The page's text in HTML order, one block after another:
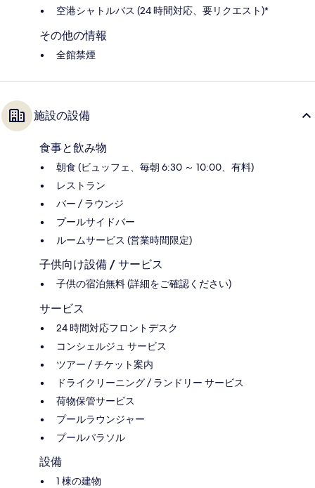
空港シャトルバス (24 時間対応、要リクエスト)*
その他の情報
全館禁煙
施設の設備
食事と飲み物
朝食 (ビュッフェ、毎朝 6:30 ～ 10:00、有料)
レストラン
バー / ラウンジ
プールサイドバー
ルームサービス (営業時間限定)
子供向け設備 / サービス
子供の宿泊無料 (詳細をご確認ください)
サービス
24 時間対応フロントデスク
コンシェルジュ サービス
ツアー / チケット案内
ドライクリーニング / ランドリー サービス
荷物保管サービス
プールラウンジャー
プールパラソル
設備
1 棟の建物